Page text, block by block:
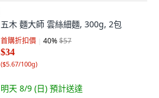
五木 麵大師 雲絲細麵, 300g, 2包
首購折扣價 40%$57
$34
($5.67/100g)
明天 8/9 (日) 預計送達